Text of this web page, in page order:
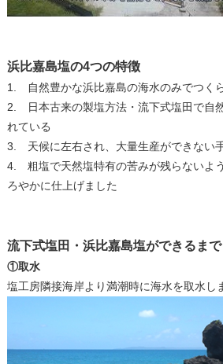
浜比嘉島塩の4つの特徴
1. 自然豊かな浜比嘉島の海水のみでつく
2. 日本古来の製塩方法・流下式塩田で自
れている
3. 天候に左右され、大量生産ができない
4. 粗塩で天然塩特有の苦みが残らないよ
ろやかに仕上げました
流下式塩田・浜比嘉島塩ができるまで
①取水
塩工房隣接海岸より満潮時に海水を取水し